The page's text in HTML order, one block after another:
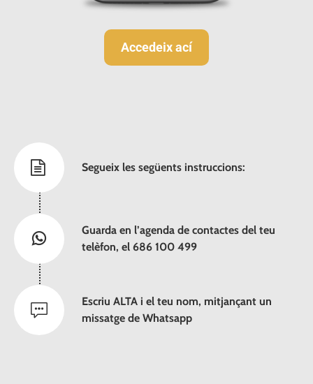
Accedeix ací
Segueix les següents instruccions:
Guarda en l’agenda de contactes del teu
telèfon, el 686 100 499
Escriu ALTA i el teu nom, mitjançant un
missatge de Whatsapp